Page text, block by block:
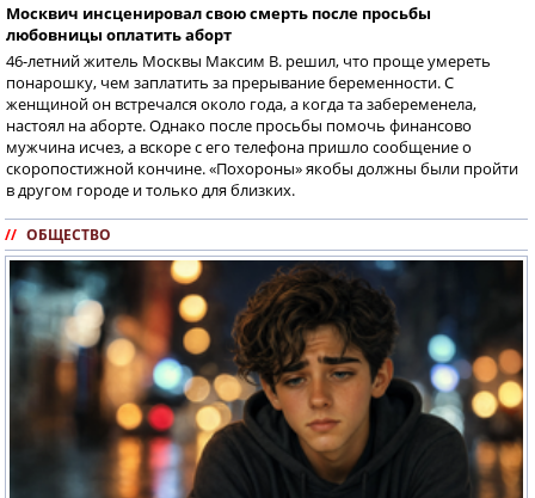
Москвич инсценировал свою смерть после просьбы
любовницы оплатить аборт
46-летний житель Москвы Максим В. решил, что проще умереть
понарошку, чем заплатить за прерывание беременности. С
женщиной он встречался около года, а когда та забеременела,
настоял на аборте. Однако после просьбы помочь финансово
мужчина исчез, а вскоре с его телефона пришло сообщение о
скоропостижной кончине. «Похороны» якобы должны были пройти
в другом городе и только для близких.
// ОБЩЕСТВО